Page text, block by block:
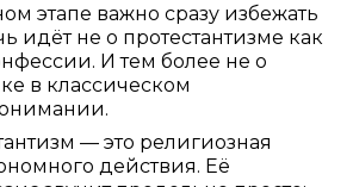
этапе важно сразу избежать
идёт не о протестантизме как
И тем более не о
в классическом
— это религиозная
действия. Её